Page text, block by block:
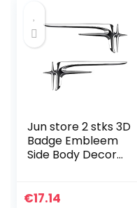
Jun store 2 stks 3D
Badge Embleem
Side Body Decor
AMG W211 W203
€17.14